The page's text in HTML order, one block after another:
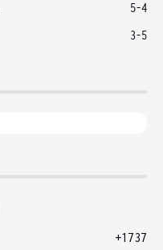
5-4
3-5
+1737